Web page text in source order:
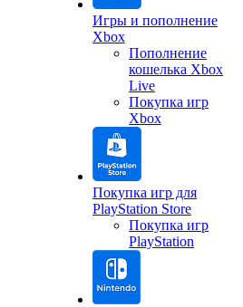
Игры и пополнение
Xbox
Пополнение
кошелька Xbox
Live
Покупка игр
Xbox
Покупка игр для
PlayStation Store
Покупка игр
PlayStation